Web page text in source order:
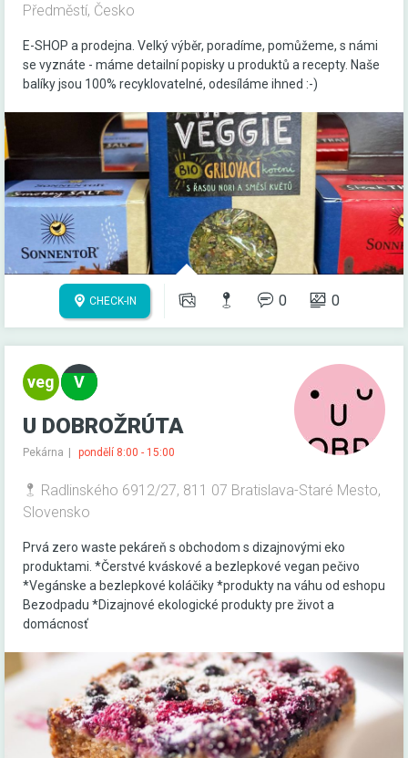
Předměstí, Česko
E-SHOP a prodejna. Velký výběr, poradíme, pomůžeme, s námi
se vyznáte - máme detailní popisky u produktů a recepty. Naše
balíky jsou 100% recyklovatelné, odesíláme ihned :-)
CHECK-IN 0 0
U DOBROŽRÚTA
Pekárna pondělí 8:00 - 15:00
Radlinského 6912/27, 811 07 Bratislava-Staré Mesto,
Slovensko
Prvá zero waste pekáreň s obchodom s dizajnovými eko
produktami. *Čerstvé kváskové a bezlepkové vegan pečivo
*Vegánske a bezlepkové koláčiky *produkty na váhu od eshopu
Bezodpadu *Dizajnové ekologické produkty pre život a
domácnosť